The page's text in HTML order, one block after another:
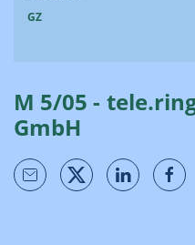
GZ
M 5/05 -
GmbH